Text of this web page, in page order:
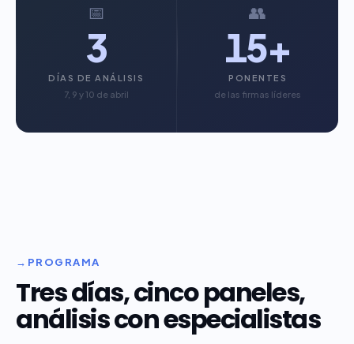
📅
3
DÍAS DE ANÁLISIS
7, 9 y 10 de abril
👥
15+
PONENTES
de las firmas líderes
PROGRAMA
Tres días, cinco paneles,
análisis con especialistas